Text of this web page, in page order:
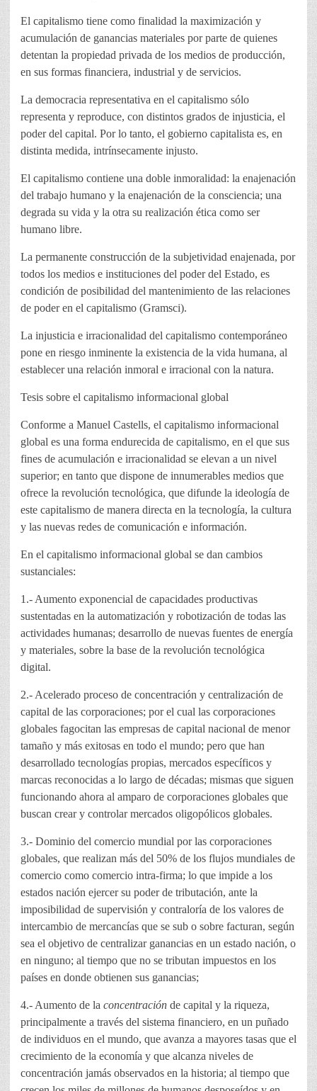
El capitalismo tiene como finalidad la maximización y
acumulación de ganancias materiales por parte de quienes
detentan la propiedad privada de los medios de producción,
en sus formas financiera, industrial y de servicios.
La democracia representativa en el capitalismo sólo
representa y reproduce, con distintos grados de injusticia, el
poder del capital. Por lo tanto, el gobierno capitalista es, en
distinta medida, intrínsecamente injusto.
El capitalismo contiene una doble inmoralidad: la enajenación
del trabajo humano y la enajenación de la consciencia; una
degrada su vida y la otra su realización ética como ser
humano libre.
La permanente construcción de la subjetividad enajenada, por
todos los medios e instituciones del poder del Estado, es
condición de posibilidad del mantenimiento de las relaciones
de poder en el capitalismo (Gramsci).
La injusticia e irracionalidad del capitalismo contemporáneo
pone en riesgo inminente la existencia de la vida humana, al
establecer una relación inmoral e irracional con la natura.
Tesis sobre el capitalismo informacional global
Conforme a Manuel Castells, el capitalismo informacional
global es una forma endurecida de capitalismo, en el que sus
fines de acumulación e irracionalidad se elevan a un nivel
superior; en tanto que dispone de innumerables medios que
ofrece la revolución tecnológica, que difunde la ideología de
este capitalismo de manera directa en la tecnología, la cultura
y las nuevas redes de comunicación e información.
En el capitalismo informacional global se dan cambios
sustanciales:
1.- Aumento exponencial de capacidades productivas
sustentadas en la automatización y robotización de todas las
actividades humanas; desarrollo de nuevas fuentes de energía
y materiales, sobre la base de la revolución tecnológica
digital.
2.- Acelerado proceso de concentración y centralización de
capital de las corporaciones; por el cual las corporaciones
globales fagocitan las empresas de capital nacional de menor
tamaño y más exitosas en todo el mundo; pero que han
desarrollado tecnologías propias, mercados específicos y
marcas reconocidas a lo largo de décadas; mismas que siguen
funcionando ahora al amparo de corporaciones globales que
buscan crear y controlar mercados oligopólicos globales.
3.- Dominio del comercio mundial por las corporaciones
globales, que realizan más del 50% de los flujos mundiales de
comercio como comercio intra-firma; lo que impide a los
estados nación ejercer su poder de tributación, ante la
imposibilidad de supervisión y contraloría de los valores de
intercambio de mercancías que se sub o sobre facturan, según
sea el objetivo de centralizar ganancias en un estado nación, o
en ninguno; al tiempo que no se tributan impuestos en los
países en donde obtienen sus ganancias;
4.- Aumento de la concentración de capital y la riqueza,
principalmente a través del sistema financiero, en un puñado
de individuos en el mundo, que avanza a mayores tasas que el
crecimiento de la economía y que alcanza niveles de
concentración jamás observados en la historia; al tiempo que